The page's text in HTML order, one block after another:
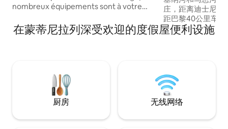
nombreux équipements sont à votre
de détente et de bien-être à seulement
une dizaine de minutes en voiture de
N’hésitez pas à nous consulter.
庄，距离迪士尼和
距巴黎40公里车
靠近香槟地区。
包店和杂货店（
在蒙蒂尼拉列深受欢迎的度假屋便利设施
厨房 无线网络